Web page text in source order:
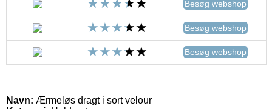
Besøg webshop
Besøg webshop
Besøg webshop
Navn: Ærmeløs dragt i sort velour